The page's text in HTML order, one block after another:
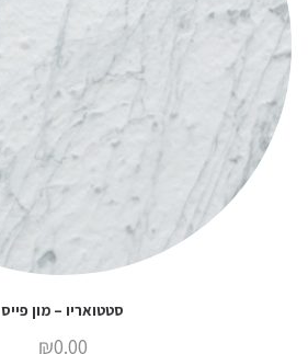
סטטואריו – מון פייס
₪0.00